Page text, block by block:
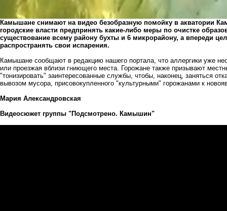
Камышане снимают на видео безобразную помойку в акватории
городские власти предпринять какие-либо меры по очистке
существование всему району бухты и 6 микрорайону, а впереди
распространять свои испарения.
Камышане сообщают в редакцию нашего портала, что аллергики уже
или проезжая вблизи гниющего места. Горожане также призывают
"тонизировать" заинтересованные службы, чтобы, наконец, заняться
вывозом мусора, присовокупленного "культурными" горожанами к
Мария Александровская
Видеосюжет группы "Подсмотрено. Камышин"